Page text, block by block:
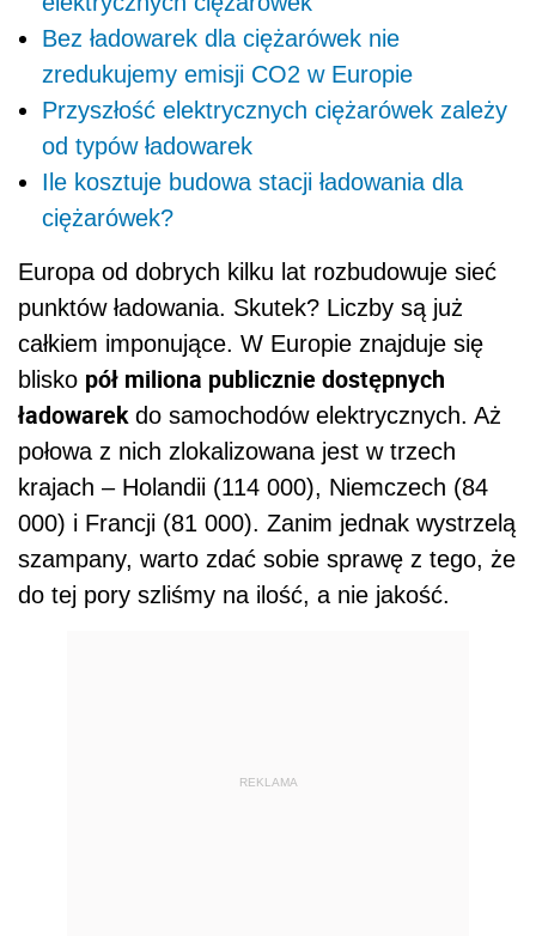
Bez ładowarek dla ciężarówek nie
zredukujemy emisji CO2 w Europie
Przyszłość elektrycznych ciężarówek zależy
od typów ładowarek
Ile kosztuje budowa stacji ładowania dla
ciężarówek?
Europa od dobrych kilku lat rozbudowuje sieć
punktów ładowania. Skutek? Liczby są już
całkiem imponujące. W Europie znajduje się
blisko pół miliona publicznie dostępnych
ładowarek do samochodów elektrycznych. Aż
połowa z nich zlokalizowana jest w trzech
krajach – Holandii (114 000), Niemczech (84
000) i Francji (81 000). Zanim jednak wystrzelą
szampany, warto zdać sobie sprawę z tego, że
do tej pory szliśmy na ilość, a nie jakość.
REKLAMA